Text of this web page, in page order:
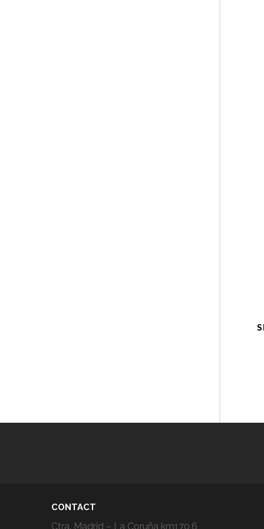
CONTACT
Ctra. Madrid – La Coruña km170,6